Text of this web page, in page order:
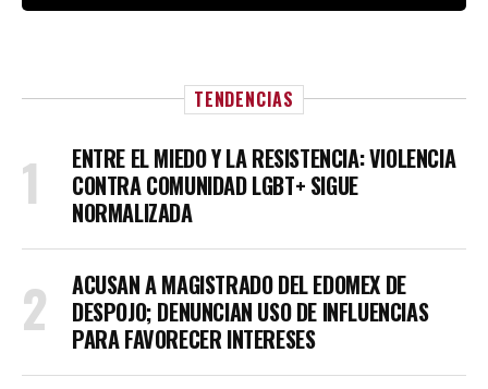
TENDENCIAS
ENTRE EL MIEDO Y LA RESISTENCIA: VIOLENCIA
CONTRA COMUNIDAD LGBT+ SIGUE
NORMALIZADA
ACUSAN A MAGISTRADO DEL EDOMEX DE
DESPOJO; DENUNCIAN USO DE INFLUENCIAS
PARA FAVORECER INTERESES